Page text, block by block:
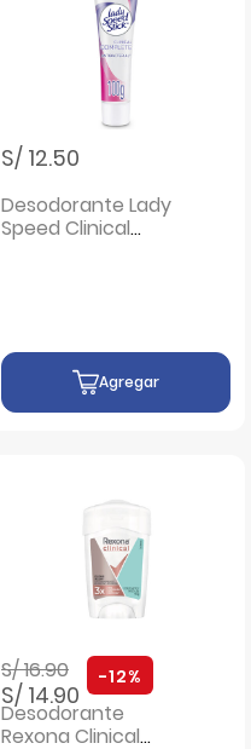
S/ 12.50
Desodorante Lady
Speed Clinical
Agregar
Precio rebajado de
S/ 16.90a
S/ 14.90
-12%
Desodorante
Rexona Clinical